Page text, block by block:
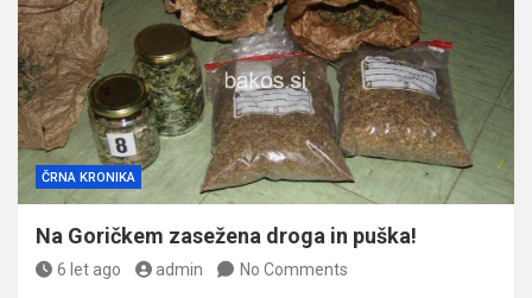
ČRNA KRONIKA
Na Goričkem zasežena droga in puška!
6 let ago admin No Comments